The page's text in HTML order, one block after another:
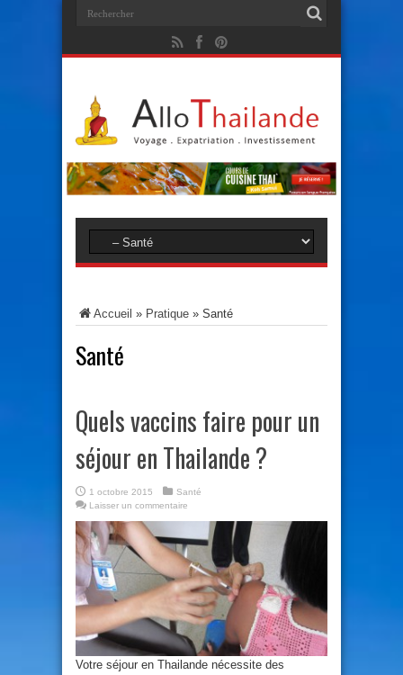
Accueil » Pratique » Santé
Santé
Quels vaccins faire pour un
séjour en Thailande ?
1 octobre 2015
Santé
Laisser un commentaire
Votre séjour en Thailande nécessite des